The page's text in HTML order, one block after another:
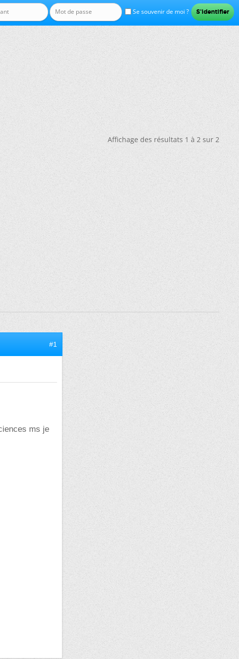
Se souvenir de moi ?
Affichage des résultats 1 à 2 sur 2
#1
ms je